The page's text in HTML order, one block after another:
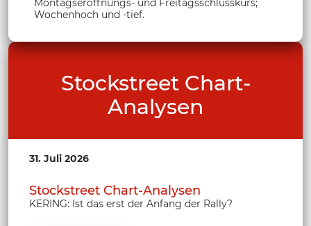
Montagseröffnungs- und Freitagsschlusskurs;
Wochenhoch und -tief.
Stockstreet Chart-
Analysen
31. Juli 2026
Stockstreet Chart-Analysen
KERING: Ist das erst der Anfang der Rally?